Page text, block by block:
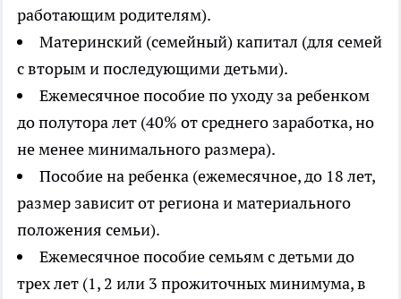
работающим родителям).
Материнский (семейный) капитал (для семей
с вторым и последующими детьми).
Ежемесячное пособие по уходу за ребенком
до полутора лет (40% от среднего заработка, но
не менее минимального размера).
Пособие на ребенка (ежемесячное, до 18 лет,
размер зависит от региона и материального
положения семьи).
Ежемесячное пособие семьям с детьми до
трех лет (1, 2 или 3 прожиточных минимума, в